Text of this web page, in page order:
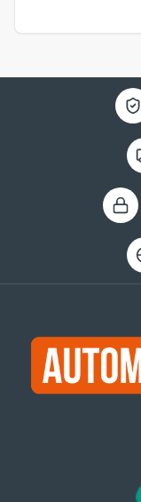
Politique de confidentialité